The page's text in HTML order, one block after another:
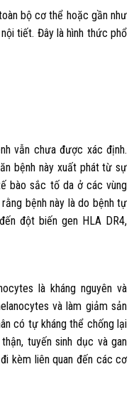
bộ cơ thể hoặc gần như
tiết. Đây là hình thức phổ
vẫn chưa được xác định.
bệnh này xuất phát từ sự
bào sắc tố da ở các vùng
bệnh này là do bệnh tự
đột biến gen HLA DR4,
là kháng nguyên và
và làm giảm sản
có tự kháng thể chống lại
tuyến sinh dục và gan
kèm liên quan đến các cơ